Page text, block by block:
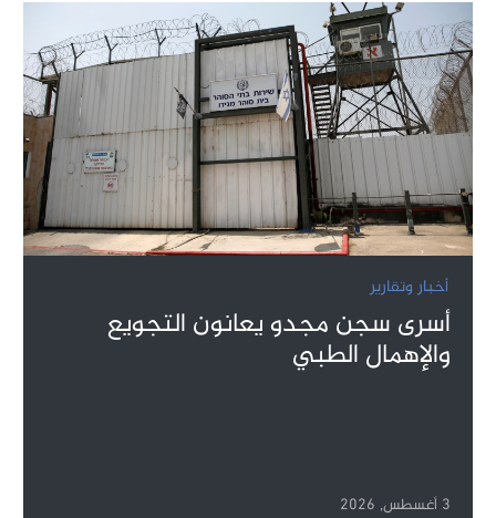
أخبار وتقارير
أسرى سجن مجدو يعانون التجويع
والإهمال الطبي
3 أغسطس, 2026